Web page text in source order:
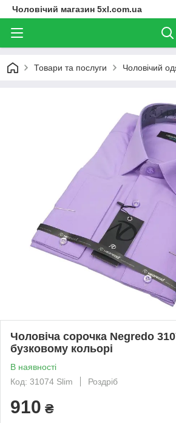
Чоловічий магазин 5xl.com.ua
Товари та послуги Чоловічий
Чоловіча сорочка Negredo
бузковому кольорі
В наявності
Код: 31074 Slim
Роздріб
910 ₴